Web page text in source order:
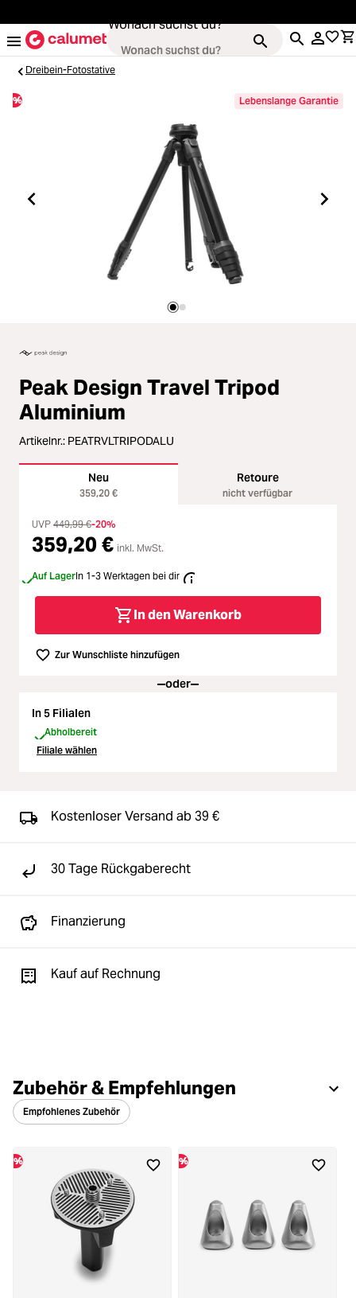
Wonach suchst du?
Loading...
Loading... Video & Drohnen
Stative & Gimbals
Loading...Zubehör
Loading...Licht & Studio
Loading...Bildbearbeitung
Ferngläser
Loading...Second Hand
Loading...SALE
Loading...
Dreibein-Fotostative
% Lebenslange Garantie
Peak Design Travel Tripod
Aluminium
Artikelnr.: PEATRVLTRIPODALU
Neu
359,20 €
Retoure
nicht verfügbar
UVP 449,99 €-20%
359,20 € inkl. MwSt.
Auf LagerIn 1-3 Werktagen bei dir
In den Warenkorb
Zur Wunschliste hinzufügen
oder
In 5 Filialen
Abholbereit
Filiale wählen
Kostenloser Versand ab 39 €
30 Tage Rückgaberecht
Finanzierung
Kauf auf Rechnung
Zubehör & Empfehlungen
Empfohlenes Zubehör
% %